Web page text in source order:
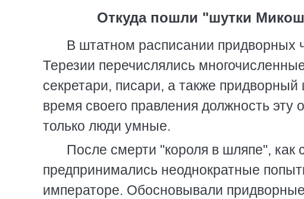
Откуда пошли "шутки
В штатном расписании придворных
Терезии перечислялись
секретари, писари, а также
время своего правления должность
только люди умные.
После смерти "короля в шляпе",
предпринимались неоднократные
императоре. Обосновывали